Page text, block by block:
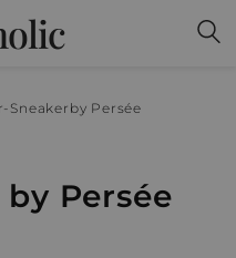
Sneakerby Persée
Persée